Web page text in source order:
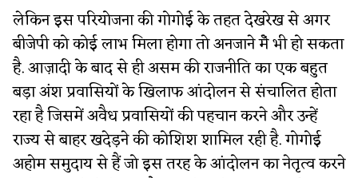
लेकिन इस परियोजना की गोगोई के तहत देखरेख से अगर
बीजेपी को कोई लाभ मिला होगा तो अनजाने मेँ भी हो सकता
है. आज़ादी के बाद से ही असम की राजनीति का एक बहुत
बड़ा अंश प्रवासियों के खिलाफ आंदोलन से संचालित होता
रहा है जिसमें अवैध प्रवासियों की पहचान करने और उन्हें
राज्य से बाहर खदेड़ने की कोशिश शामिल रही है. गोगोई
अहोम समुदाय से हैं जो इस तरह के आंदोलन का नेतृत्व करने